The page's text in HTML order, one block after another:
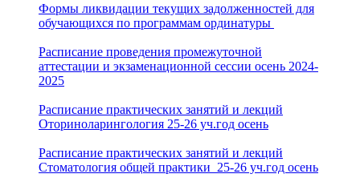
Формы ликвидации текущих задолженностей для
обучающихся по программам ординатуры
Расписание проведения промежуточной
аттестации и экзаменационной сессии осень 2024-
2025
Расписание практических занятий и лекций
Оториноларингология 25-26 уч.год осень
Расписание практических занятий и лекций
Стоматология общей практики 25-26 уч.год осень